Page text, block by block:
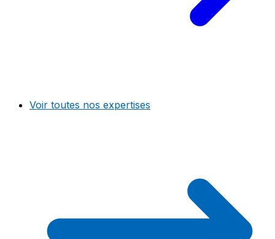
Voir toutes nos expertises